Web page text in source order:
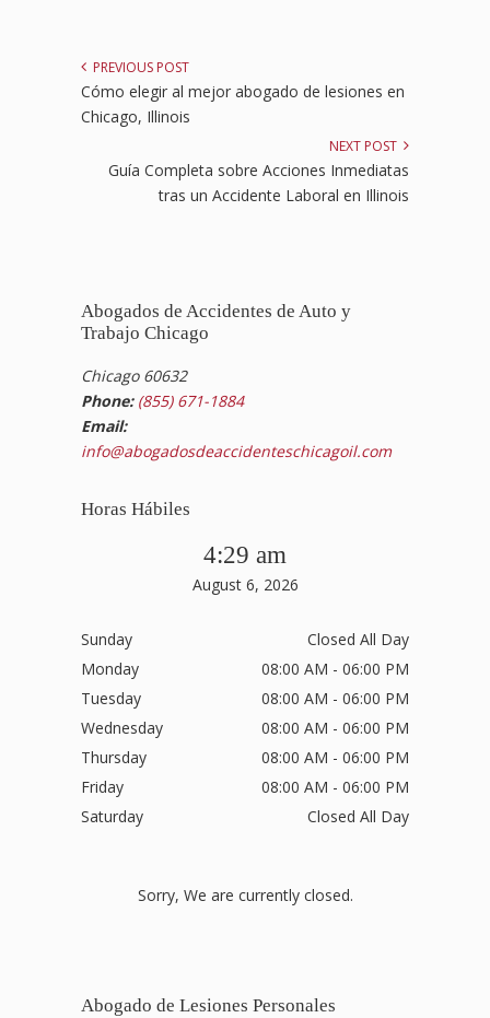
PREVIOUS POST
Cómo elegir al mejor abogado de lesiones en
Chicago, Illinois
NEXT POST
Guía Completa sobre Acciones Inmediatas
tras un Accidente Laboral en Illinois
Abogados de Accidentes de Auto y
Trabajo Chicago
Chicago 60632
Phone: (855) 671-1884
Email:
info@abogadosdeaccidenteschicagoil.com
Horas Hábiles
4:29 am
August 6, 2026
Sunday
Closed All Day
Monday
08:00 AM - 06:00 PM
Tuesday
08:00 AM - 06:00 PM
Wednesday
08:00 AM - 06:00 PM
Thursday
08:00 AM - 06:00 PM
Friday
08:00 AM - 06:00 PM
Saturday
Closed All Day
Sorry, We are currently closed.
Abogado de Lesiones Personales